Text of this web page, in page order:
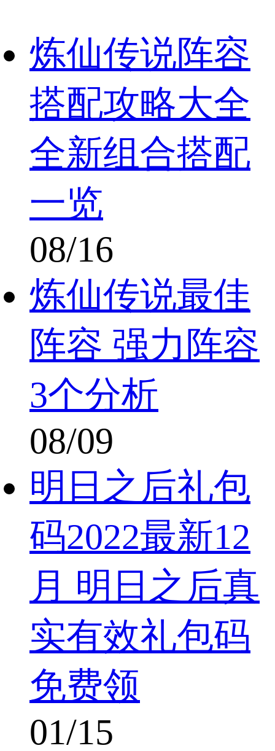
炼仙传说阵容
搭配攻略大全
全新组合搭配
一览
08/16
炼仙传说最佳
阵容 强力阵容
3个分析
08/09
明日之后礼包
码2022最新12
月 明日之后真
实有效礼包码
免费领
01/15